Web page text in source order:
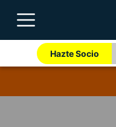
Hazte Socio